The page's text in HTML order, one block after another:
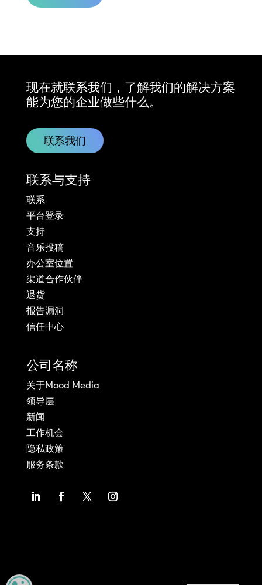
现在就联系我们，了解我们的解决方案
能为您的企业做些什么。
联系我们
联系与支持
联系
平台登录
支持
音乐投稿
办公室位置
渠道合作伙伴
退货
报告漏洞
信任中心
公司名称
关于Mood Media
领导层
新闻
工作机会
隐私政策
服务条款